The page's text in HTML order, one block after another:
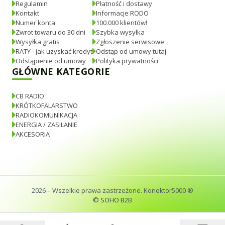
Regulamin
Kontakt
Numer konta
Zwrot towaru do 30 dni
Wysyłka gratis
RATY - jak uzyskać kredyt
Odstąpienie od umowy
Płatność i dostawy
Informacje RODO
100.000 klientów!
Szybka wysyłka
Zgłoszenie serwisowe
Odstąp od umowy tutaj
Polityka prywatności
GŁÓWNE KATEGORIE
CB RADIO
KRÓTKOFALARSTWO
RADIOKOMUNIKACJA
ENERGIA / ZASILANIE
AKCESORIA
2026– Wszelkie prawa zastrzeżone. Konektor5000 ®
© SOHO B2B